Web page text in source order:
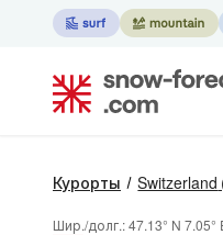
Курорты Switzerland
Шир./долг.:47.13° N 7.05°